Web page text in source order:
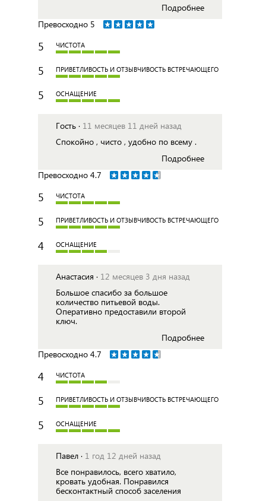
Подробнее
Превосходно 5
5 ЧИСТОТА
5 ПРИВЕТЛИВОСТЬ И ОТЗЫВЧИВОСТЬ ВСТРЕЧАЮЩЕГО
5 ОСНАЩЕНИЕ
Гость · 11 месяцев 11 дней назад
Спокойно , чисто , удобно по всему .
Подробнее
Превосходно 4.7
5 ЧИСТОТА
5 ПРИВЕТЛИВОСТЬ И ОТЗЫВЧИВОСТЬ ВСТРЕЧАЮЩЕГО
4 ОСНАЩЕНИЕ
Анастасия · 12 месяцев 3 дня назад
Большое спасибо за большое
количество питьевой воды.
Оперативно предоставили второй
ключ.
Подробнее
Превосходно 4.7
4 ЧИСТОТА
5 ПРИВЕТЛИВОСТЬ И ОТЗЫВЧИВОСТЬ ВСТРЕЧАЮЩЕГО
5 ОСНАЩЕНИЕ
Павел · 1 год 12 дней назад
Все понравилось, всего хватило,
кровать удобная. Понравился
бесконтактный способ заселения